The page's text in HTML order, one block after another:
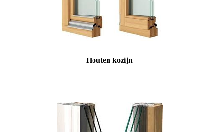
Houten kozijn